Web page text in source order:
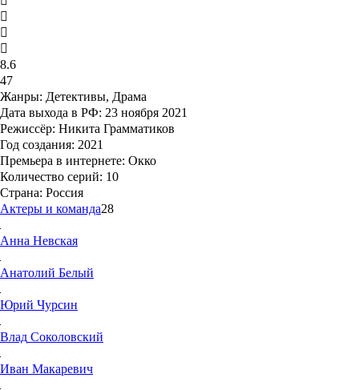
8.6
47
Жанры: Детективы, Драма
Дата выхода в РФ: 23 ноября 2021
Режиссёр: Никита Грамматиков
Год создания: 2021
Премьера в интернете: Окко
Количество серий: 10
Страна: Россия
Актеры и команда28
Анна Невская
Анатолий Белый
Юрий Чурсин
Влад Соколовский
Иван Макаревич